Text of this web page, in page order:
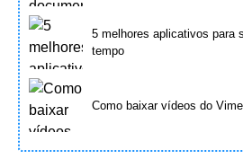
5 melhores aplicativos para
tempo
Como baixar vídeos do